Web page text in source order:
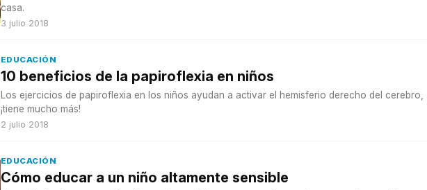
casa.
3 julio 2018
EDUCACIÓN
10 beneficios de la papiroflexia en niños
Los ejercicios de papiroflexia en los niños ayudan a activar el hemisferio derecho del cerebro,
¡tiene mucho más!
2 julio 2018
EDUCACIÓN
Cómo educar a un niño altamente sensible